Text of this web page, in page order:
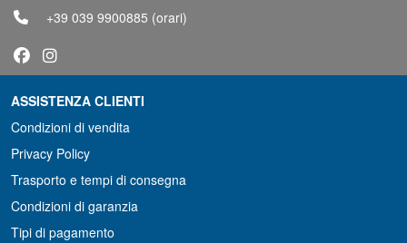
+39 039 9900885 (orari)
ASSISTENZA CLIENTI
Condizioni di vendita
Privacy Policy
Trasporto e tempi di consegna
Condizioni di garanzia
Tipi di pagamento